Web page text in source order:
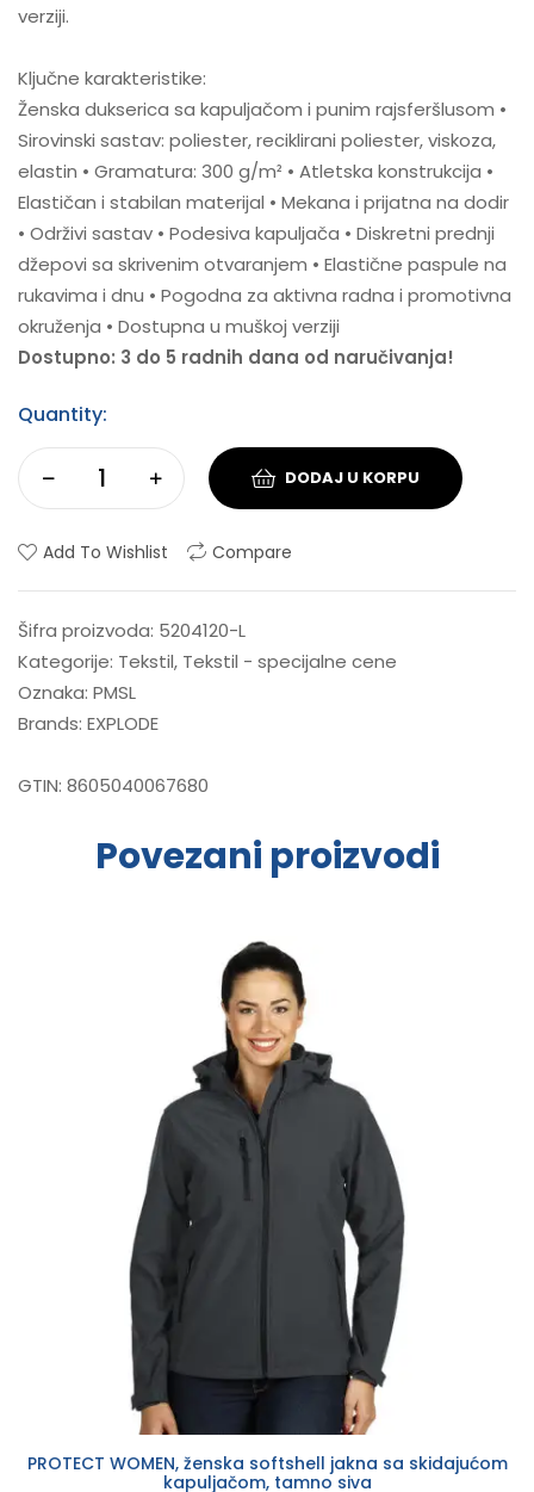
verziji.
Ključne karakteristike:
Ženska dukserica sa kapuljačom i punim rajsferšlusom •
Sirovinski sastav: poliester, reciklirani poliester, viskoza,
elastin • Gramatura: 300 g/m² • Atletska konstrukcija •
Elastičan i stabilan materijal • Mekana i prijatna na dodir
• Održivi sastav • Podesiva kapuljača • Diskretni prednji
džepovi sa skrivenim otvaranjem • Elastične paspule na
rukavima i dnu • Pogodna za aktivna radna i promotivna
okruženja • Dostupna u muškoj verziji
Dostupno: 3 do 5 radnih dana od naručivanja!
Quantity:
DODAJ U KORPU
Add To Wishlist Compare
Šifra proizvoda: 5204120-L
Kategorije: Tekstil, Tekstil - specijalne cene
Oznaka: PMSL
Brands: EXPLODE
GTIN: 8605040067680
Povezani proizvodi
PROTECT WOMEN, ženska softshell jakna sa skidajućom
kapuljačom, tamno siva